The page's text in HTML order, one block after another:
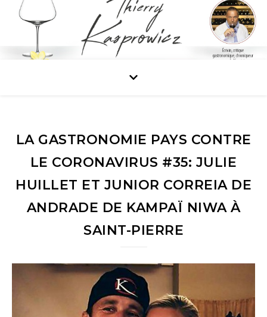
LA GASTRONOMIE PAYS CONTRE
LE CORONAVIRUS #35: JULIE
HUILLET ET JUNIOR CORREIA DE
ANDRADE DE KAMPAÏ NIWA À
SAINT-PIERRE